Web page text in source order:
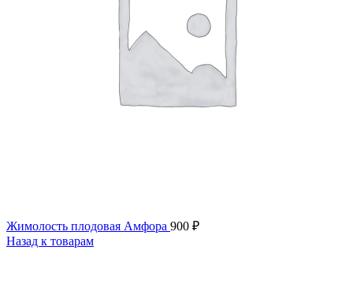
Жимолость плодовая Амфора 900 ₽
Назад к товарам